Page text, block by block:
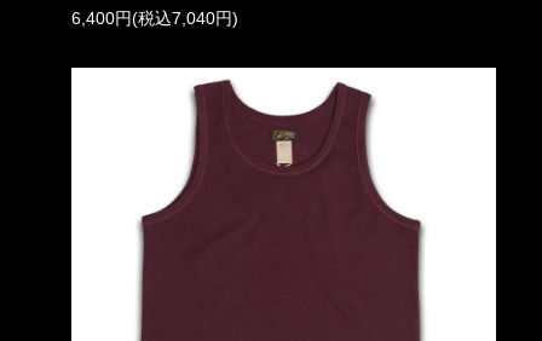
6,400円(税込7,040円)